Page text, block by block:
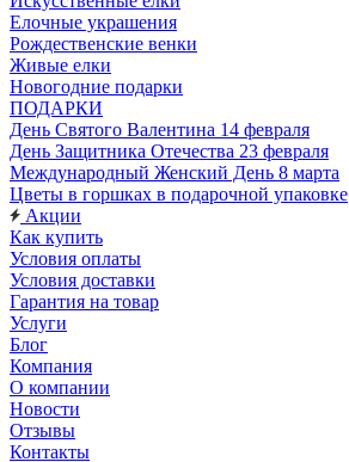
Елочные украшения
Рождественские венки
Живые елки
Новогодние подарки
ПОДАРКИ
День Святого Валентина 14 февраля
День Защитника Отечества 23 февраля
Международный Женский День 8 марта
Цветы в горшках в подарочной упаковке
Акции
Как купить
Условия оплаты
Условия доставки
Гарантия на товар
Услуги
Блог
Компания
О компании
Новости
Отзывы
Контакты